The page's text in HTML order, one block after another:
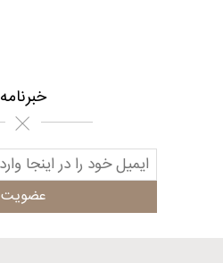
خبرنامه